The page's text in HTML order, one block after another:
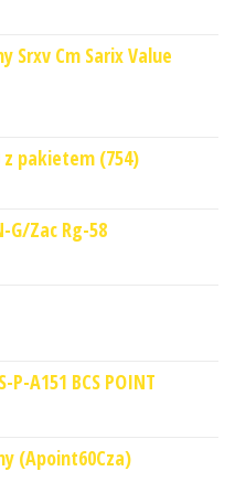
Srxv Cm Sarix Value
z pakietem (754)
G/Zac Rg-58
A151 BCS POINT
(Apoint60Cza)